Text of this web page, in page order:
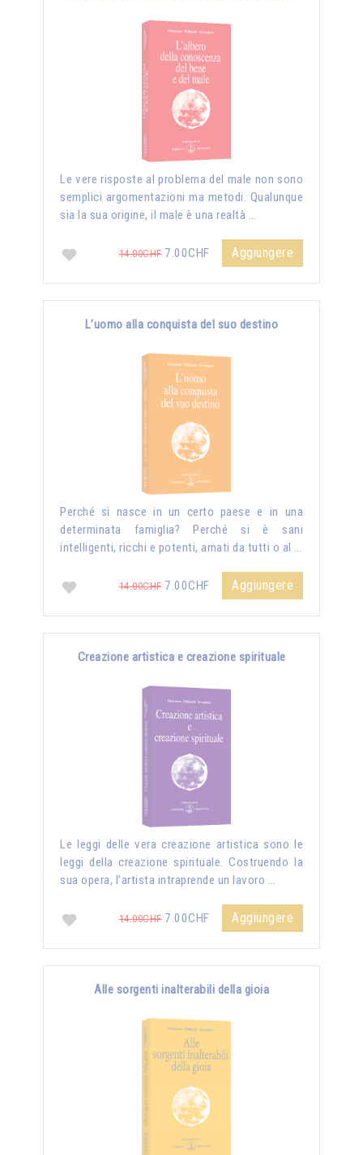
Le vere risposte al problema del male non sono
semplici argomentazioni ma metodi. Qualunque
sia la sua origine, il male è una realtà …
14.00CHF7.00CHF Aggiungere
L’uomo alla conquista del suo destino
Perché si nasce in un certo paese e in una
determinata famiglia? Perché si è sani
intelligenti, ricchi e potenti, amati da tutti o al …
14.00CHF7.00CHF Aggiungere
Creazione artistica e creazione spirituale
Le leggi delle vera creazione artistica sono le
leggi della creazione spirituale. Costruendo la
sua opera, l’artista intraprende un lavoro …
14.00CHF7.00CHF Aggiungere
Alle sorgenti inalterabili della gioia